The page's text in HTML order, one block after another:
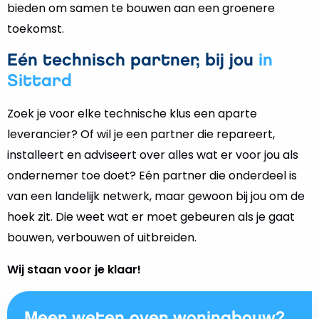
bieden om samen te bouwen aan een groenere
toekomst.
Eén technisch partner, bij jou in
Sittard
Zoek je voor elke technische klus een aparte
leverancier? Of wil je een partner die repareert,
installeert en adviseert over alles wat er voor jou als
ondernemer toe doet? Eén partner die onderdeel is
van een landelijk netwerk, maar gewoon bij jou om de
hoek zit. Die weet wat er moet gebeuren als je gaat
bouwen, verbouwen of uitbreiden.
Wij staan voor je klaar!